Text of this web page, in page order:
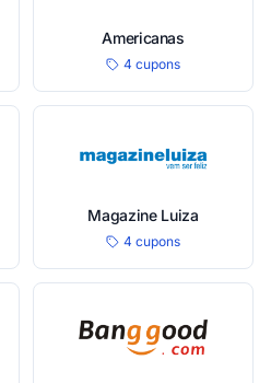
Americanas
4 cupons
Magazine Luiza
4 cupons